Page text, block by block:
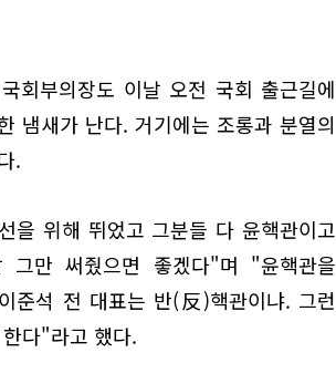
회부의장도 이날 오전 국회 출근길에
냄새가 난다. 거기에는 조롱과 분열의
.
을 위해 뛰었고 그분들 다 윤핵관이고
만 써줬으면 좋겠다"며 "윤핵관을
준석 전 대표는 반(反)핵관이냐. 그런
다"라고 했다.